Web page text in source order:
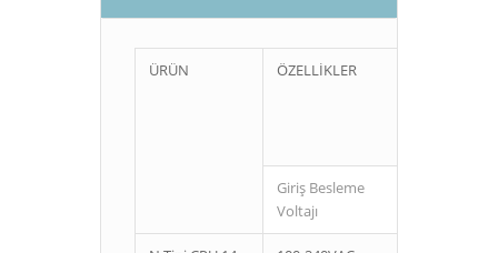
ÜRÜN ÖZELLİKLER
Giriş Besleme
Voltajı